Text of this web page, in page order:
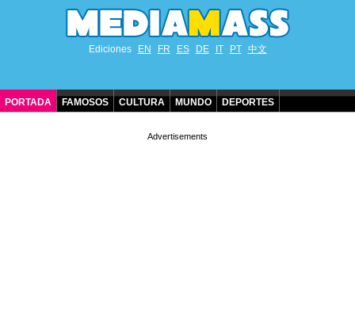
Ediciones EN FR ES DE IT PT 中文
PORTADA FAMOSOS CULTURA MUNDO DEPORTES